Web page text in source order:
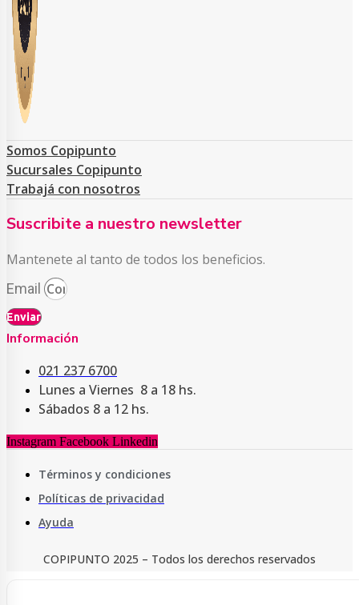
Somos Copipunto
Sucursales Copipunto
Trabajá con nosotros
Suscribite a nuestro newsletter
Mantenete al tanto de todos los beneficios.
Email
Enviar
Información
021 237 6700
Lunes a Viernes 8 a 18 hs.
Sábados 8 a 12 hs.
Instagram Facebook Linkedin
Términos y condiciones
Políticas de privacidad
Ayuda
COPIPUNTO 2025 – Todos los derechos reservados